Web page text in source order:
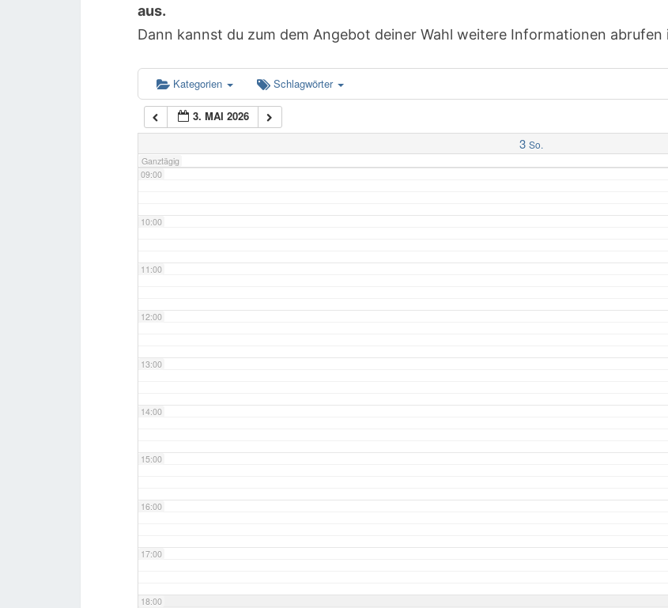
aus.
Dann kannst du zum dem Angebot deiner Wahl weitere Informationen
Kategorien Schlagwörter
3. MAI 2026
3 So.
Ganztägig
06:00
07:00
08:00
09:00
10:00
11:00
12:00
13:00
14:00
15:00
16:00
17:00
18:00